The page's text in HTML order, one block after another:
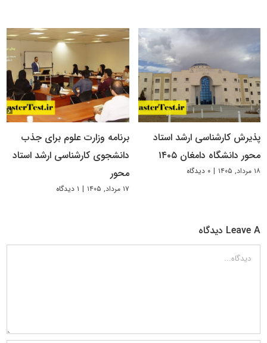
پذیرش کارشناسی ارشد استاد
محور دانشگاه دامغان ۱۴۰۵
۱۸ مرداد, ۱۴۰۵ | ۰ دیدگاه
برنامه وزارت علوم برای جذب
دانشجوی کارشناسی ارشد استاد
محور
۱۷ مرداد, ۱۴۰۵ | ۱ دیدگاه
Leave A دیدگاه
دیدگاه